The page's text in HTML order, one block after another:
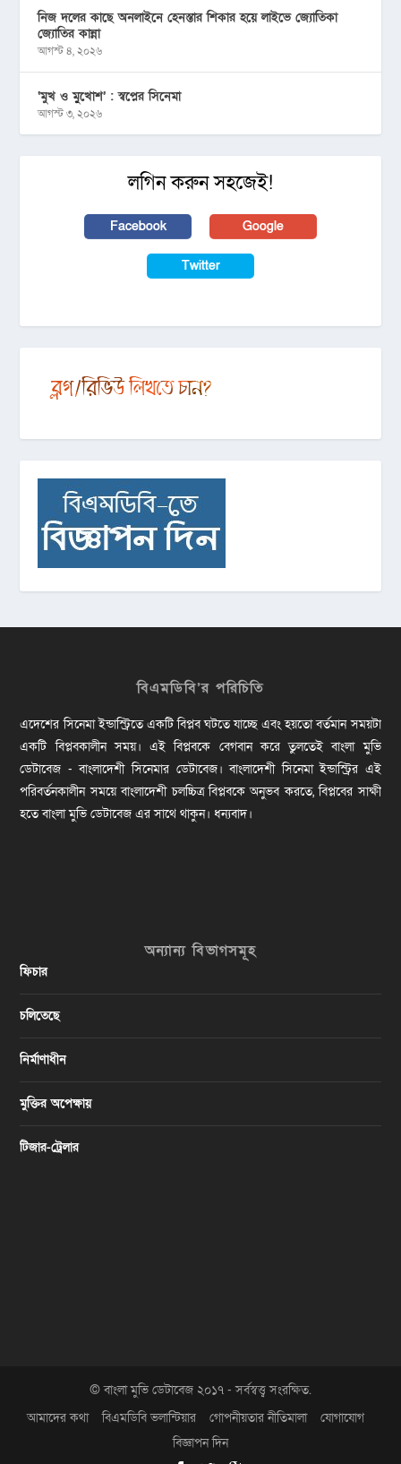
নিজ দলের কাছে অনলাইনে হেনস্তার শিকার হয়ে লাইভে জ্যোতিকা
জ্যোতির কান্না
আগস্ট ৪, ২০২৬
‘মুখ ও মু্খোশ’ : স্বপ্নের সিনেমা
আগস্ট ৩, ২০২৬
লগিন করুন সহজেই!
Facebook Google
Twitter
বিএমডিবি’র পরিচিতি
এদেশের সিনেমা ইন্ডাস্ট্রিতে একটি বিপ্লব ঘটতে যাচ্ছে এবং হয়তো বর্তমান সময়টা
একটি বিপ্লবকালীন সময়। এই বিপ্লবকে বেগবান করে তুলতেই বাংলা মুভি
ডেটাবেজ - বাংলাদেশী সিনেমার ডেটাবেজ। বাংলাদেশী সিনেমা ইন্ডাস্ট্রির এই
পরিবর্তনকালীন সময়ে বাংলাদেশী চলচ্চিত্র বিপ্লবকে অনুভব করতে, বিপ্লবের সাক্ষী
হতে বাংলা মুভি ডেটাবেজ এর সাথে থাকুন। ধন্যবাদ।
অন্যান্য বিভাগসমূহ
ফিচার
চলিতেছে
নির্মাণাধীন
মুক্তির অপেক্ষায়
টিজার-ট্রেলার
© বাংলা মুভি ডেটাবেজ ২০১৭ - সর্বস্বত্ত্ব সংরক্ষিত.
আমাদের কথা
বিএমডিবি ভলান্টিয়ার গোপনীয়তার নীতিমালা
যোগাযোগ
বিজ্ঞাপন দিন